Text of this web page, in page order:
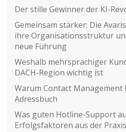
Der stille Gewinner der KI-
Gemeinsam stärker: Die
ihre Organisationsstruktur
neue Führung
Weshalb mehrsprachiger
DACH-Region wichtig ist
Warum Contact Management
Adressbuch
Was guten Hotline-Support
Erfolgsfaktoren aus der Praxis